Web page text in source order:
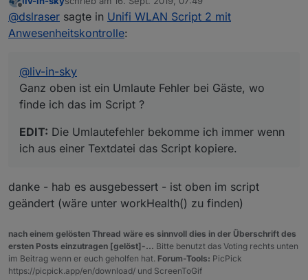
ich das im Script ?
EDIT:Die Umlautefehler bekomme ich immer wenn ich
aus einer Textdatei das Script kopiere.
Offline zuletzt editiert von
@dslraser sagte in Unifi WLAN Script 2 mit
Anwesenheitskontrolle:
@liv-in-sky
Ganz oben ist ein Umlaute Fehler bei Gäste, wo
finde ich das im Script ?
EDIT: Die Umlautefehler bekomme ich immer wenn
ich aus einer Textdatei das Script kopiere.
danke - hab es ausgebessert - ist oben im script
geändert (wäre unter workHealth() zu finden)
nach einem gelösten Thread wäre es sinnvoll dies in der Überschrift des
ersten Posts einzutragen [gelöst]-... Bitte benutzt das Voting rechts unten
im Beitrag wenn er euch geholfen hat. Forum-Tools: PicPick
https://picpick.app/en/download/ und ScreenToGif